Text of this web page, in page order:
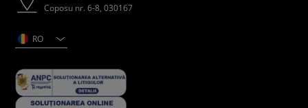
Coposu nr. 6-8, 030167
RO